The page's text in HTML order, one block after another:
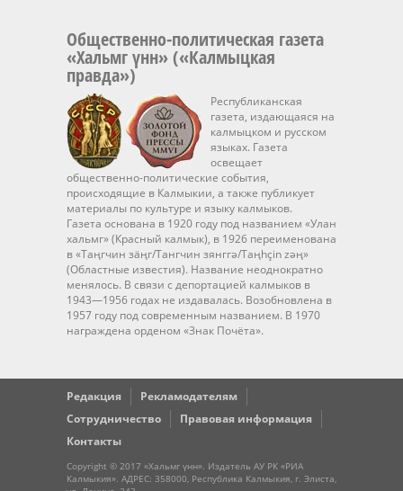
Общественно-политическая газета
«Хальмг үнн» («Калмыцкая
правда»)
Республиканская
газета, издающаяся на
калмыцком и русском
языках. Газета
освещает
общественно-политические события,
происходящие в Калмыкии, а также публикует
материалы по культуре и языку калмыков.
Газета основана в 1920 году под названием «Улан
хальмг» (Красный калмык), в 1926 переименована
в «Таңгчин зäңг/Тангчин зянггә/Taңhçin zәң»
(Областные известия). Название неоднократно
менялось. В связи с депортацией калмыков в
1943—1956 годах не издавалась. Возобновлена в
1957 году под современным названием. В 1970
награждена орденом «Знак Почёта».
Редакция
Рекламодателям
Сотрудничество
Правовая информация
Контакты
Copyright © 2017 «Хальмг үнн». Издатель АУ РК «РИА
Калмыкия». АДРЕС: 358000, Республика Калмыкия, г. Элиста,